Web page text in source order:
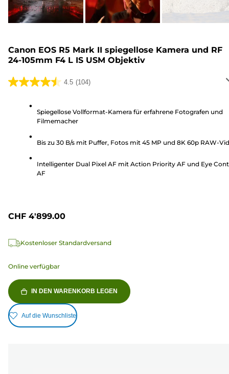
Canon EOS R5 Mark II spiegellose Kamera und RF
24-105mm F4 L IS USM Objektiv
4.5 (104)
4.5
Sternen.
Spiegellose Vollformat-Kamera für erfahrene Fotografen und
Filmemacher
Bis zu 30 B/s mit Puffer, Fotos mit 45 MP und 8K 60p RAW-
Intelligenter Dual Pixel AF mit Action Priority AF und Eye
AF
CHF 4'899.00
Kostenloser Standardversand
Online verfügbar
IN DEN WARENKORB LEGEN
Auf die Wunschliste